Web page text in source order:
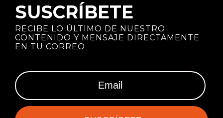
SUSCRÍBETE
RECIBE LO ÚLTIMO DE NUESTRO
CONTENIDO Y MENSAJE DIRECTAMENTE
EN TU CORREO